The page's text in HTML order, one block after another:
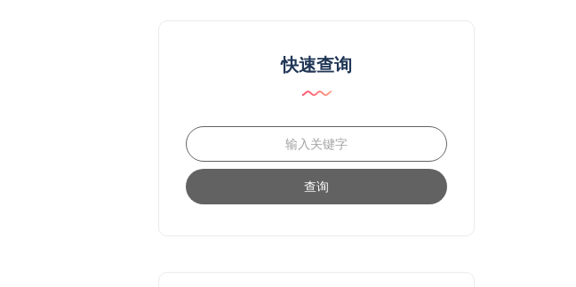
快速查询
查询